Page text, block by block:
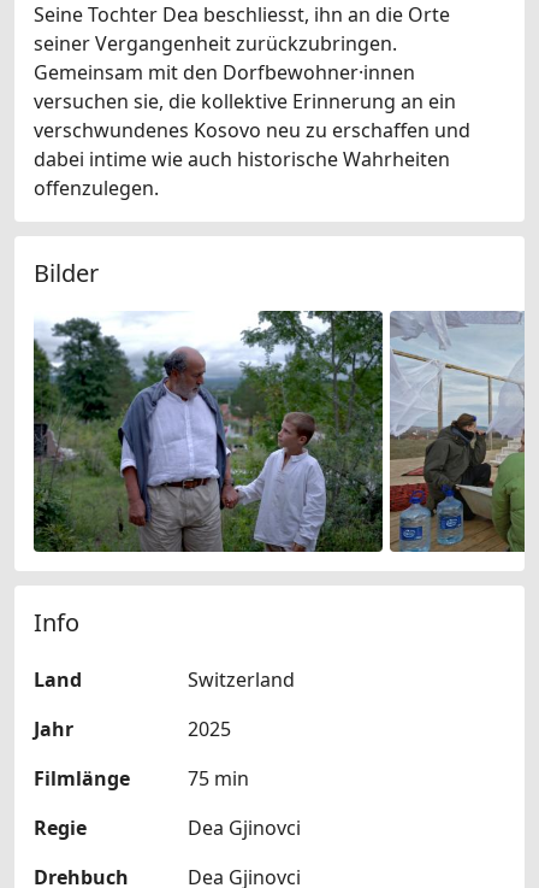
Seine Tochter Dea beschliesst, ihn an die Orte
seiner Vergangenheit zurückzubringen.
Gemeinsam mit den Dorfbewohner·innen
versuchen sie, die kollektive Erinnerung an ein
verschwundenes Kosovo neu zu erschaffen und
dabei intime wie auch historische Wahrheiten
offenzulegen.
Bilder
Info
Land
Switzerland
Jahr
2025
Filmlänge
75 min
Regie
Dea Gjinovci
Drehbuch
Dea Gjinovci